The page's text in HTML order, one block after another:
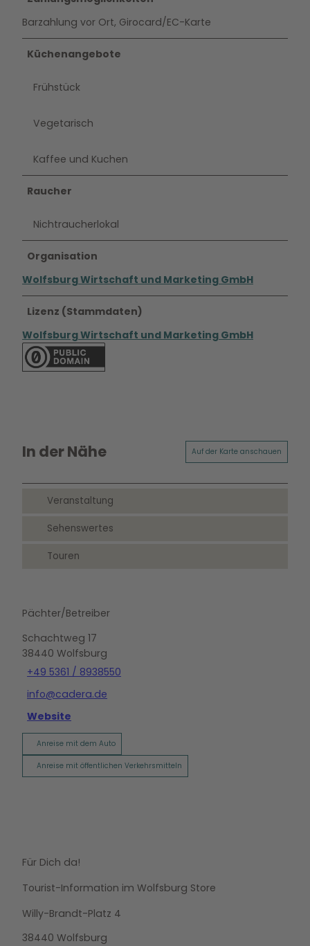
Barzahlung vor Ort, Girocard/EC-Karte
Küchenangebote
Frühstück
Vegetarisch
Kaffee und Kuchen
Raucher
Nichtraucherlokal
Organisation
Wolfsburg Wirtschaft und Marketing GmbH
Lizenz (Stammdaten)
Wolfsburg Wirtschaft und Marketing GmbH
In der Nähe Auf der Karte anschauen
Veranstaltung
Sehenswertes
Touren
Pächter/Betreiber
Schachtweg 17
38440 Wolfsburg
+49 5361 / 8938550
info@cadera.de
Website
Anreise mit dem Auto
Anreise mit öffentlichen Verkehrsmitteln
Für Dich da!
Tourist-Information im Wolfsburg Store
Willy-Brandt-Platz 4
38440 Wolfsburg